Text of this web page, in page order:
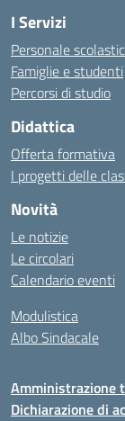
I Servizi
Personale
Famiglie e studenti
Percorsi di studio
Didattica
Offerta formativa
I progetti delle
Novità
Le notizie
Le circolari
Calendario eventi
Modulistica
Albo Sindacale
Amministrazione
Dichiarazione di